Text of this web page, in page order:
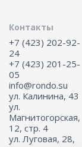
Контакты
+7 (423) 202-92-
24
+7 (423) 201-25-
05
info@rondo.su
ул. Калинина, 43
ул.
Магнитогорская,
12, стр. 4
ул. Луговая, 28,